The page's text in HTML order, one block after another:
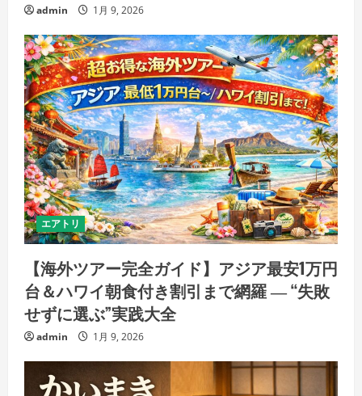
admin 1月 9, 2026
エアトリ
【海外ツアー完全ガイド】アジア最安1万円
台＆ハワイ朝食付き割引まで網羅 ― “失敗
せずに選ぶ”実践大全
admin 1月 9, 2026